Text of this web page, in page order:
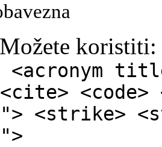
Možete koristiti:
<code>
<strike>